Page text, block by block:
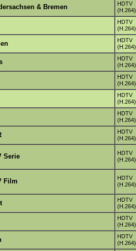
& Bremen
HDTV
(H.264)
HDTV
(H.264)
HDTV
(H.264)
HDTV
(H.264)
HDTV
(H.264)
HDTV
(H.264)
HDTV
(H.264)
HDTV
(H.264)
Serie
HDTV
(H.264)
Film
HDTV
(H.264)
HDTV
(H.264)
HDTV
(H.264)
HDTV
(H.264)